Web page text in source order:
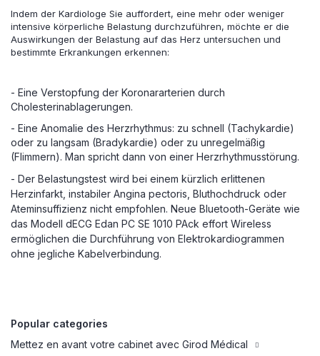
Indem der Kardiologe Sie auffordert, eine mehr oder weniger
intensive körperliche Belastung durchzuführen, möchte er die
Auswirkungen der Belastung auf das Herz untersuchen und
bestimmte Erkrankungen erkennen:
- Eine Verstopfung der Koronararterien durch
Cholesterinablagerungen.
- Eine Anomalie des Herzrhythmus: zu schnell (Tachykardie)
oder zu langsam (Bradykardie) oder zu unregelmäßig
(Flimmern). Man spricht dann von einer Herzrhythmusstörung.
- Der Belastungstest wird bei einem kürzlich erlittenen
Herzinfarkt, instabiler Angina pectoris, Bluthochdruck oder
Ateminsuffizienz nicht empfohlen. Neue Bluetooth-Geräte wie
das Modell dECG Edan PC SE 1010 PAck effort Wireless
ermöglichen die Durchführung von Elektrokardiogrammen
ohne jegliche Kabelverbindung.
Popular categories
Mettez en avant votre cabinet avec Girod Médical